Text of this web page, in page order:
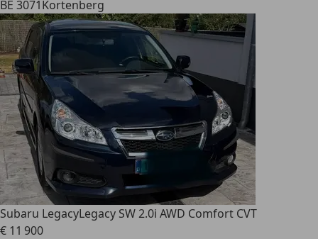
BE 3071Kortenberg
Subaru LegacyLegacy SW 2.0i AWD Comfort CVT
€ 11 900